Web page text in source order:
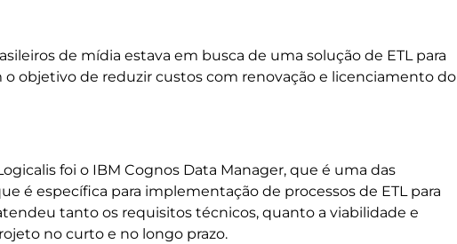
de mídia estava em busca de uma solução de ETL para
objetivo de reduzir custos com renovação e licenciamento do
foi o IBM Cognos Data Manager, que é uma das
é específica para implementação de processos de ETL para
tanto os requisitos técnicos, quanto a viabilidade e
no curto e no longo prazo.